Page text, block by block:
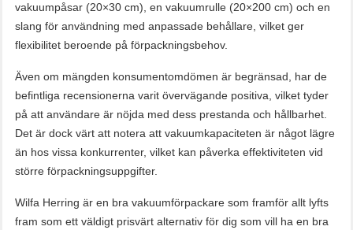
vakuumpåsar (20×30 cm), en vakuumrulle (20×200 cm) och en
slang för användning med anpassade behållare, vilket ger
flexibilitet beroende på förpackningsbehov.
Även om mängden konsumentomdömen är begränsad, har de
befintliga recensionerna varit övervägande positiva, vilket tyder
på att användare är nöjda med dess prestanda och hållbarhet.
Det är dock värt att notera att vakuumkapaciteten är något lägre
än hos vissa konkurrenter, vilket kan påverka effektiviteten vid
större förpackningsuppgifter.
Wilfa Herring är en bra vakuumförpackare som framför allt lyfts
fram som ett väldigt prisvärt alternativ för dig som vill ha en bra